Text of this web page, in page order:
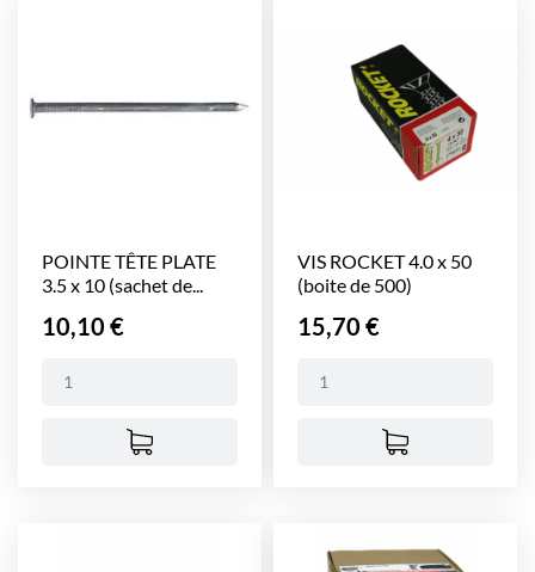
POINTE TÊTE PLATE
3.5 x 10 (sachet de...
Prix
10,10 €
VIS ROCKET 4.0 x 50
(boite de 500)
Prix
15,70 €